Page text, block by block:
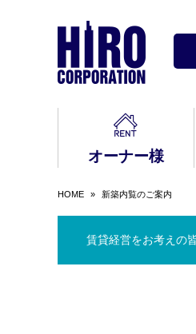
オーナー様
HOME » 新築内覧のご案内
賃貸経営をお考えの